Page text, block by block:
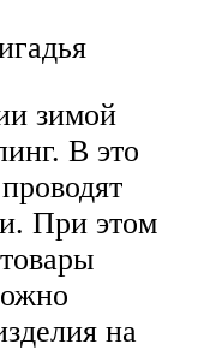
зимой
В это
При этом
на